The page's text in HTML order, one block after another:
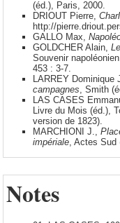
(éd.), Paris, 2000.
DRIOUT Pierre,
http://
GALLO Max,
GOLDCHER Alain,
Souvenir
453 : 3-7.
LARREY Dominique
campagnes, Smith
LAS CASES
Livre du Mois (éd.),
version de 1823).
MARCHIONI J.,
impériale, Actes Sud
Notes